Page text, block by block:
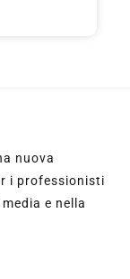
nuova
i professionisti
e nella